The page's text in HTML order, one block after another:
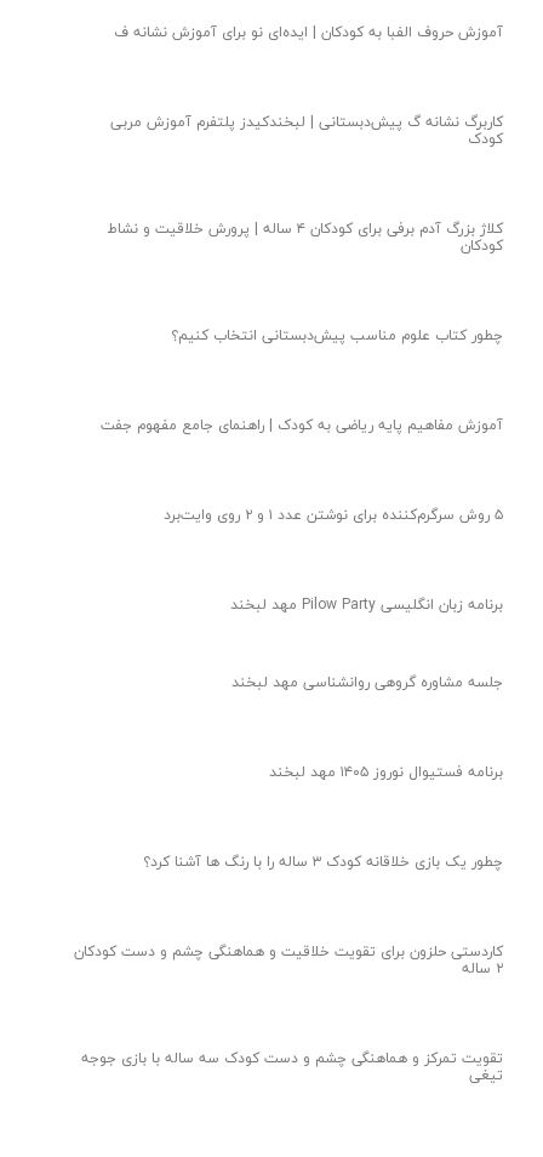
آموزش حروف الفبا به کودکان | ایده‌ای نو‌ برای آموزش نشانه ف
کاربرگ نشانه گ پیش‌دبستانی | لبخندکیدز پلتفرم آموزش مربی
کودک
کلاژ بزرگ آدم برفی برای کودکان ۴ ساله | پرورش خلاقیت و نشاط
کودکان
چطور کتاب علوم مناسب پیش‌دبستانی انتخاب کنیم؟
آموزش مفاهیم پایه ریاضی به کودک | راهنمای جامع مفهوم جفت
۵ روش سرگرم‌کننده برای نوشتن عدد ۱ و ۲ روی وایت‌برد
برنامه زبان انگلیسی Pilow Party مهد لبخند
جلسه مشاوره گروهی روانشناسی مهد لبخند
برنامه فستیوال نوروز ۱۴۰۵ مهد لبخند
چطور یک بازی خلاقانه کودک ۳ ساله را با رنگ ها آشنا کرد؟
کاردستی حلزون برای تقویت خلاقیت و هماهنگی چشم و دست کودکان
۲ ساله
تقویت تمرکز و هماهنگی چشم و دست کودک سه ساله با بازی جوجه
تیغی